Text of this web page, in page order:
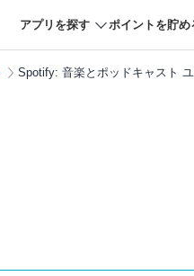
アプリを探す ポイントを貯め
Spotify: 音楽とポッドキャスト